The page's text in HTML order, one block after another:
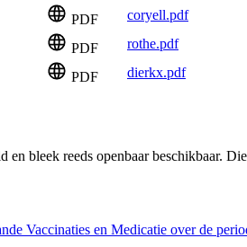
PDF coryell.pdf
PDF rothe.pdf
PDF dierkx.pdf
en bleek reeds openbaar beschikbaar.
Vaccinaties en Medicatie over de